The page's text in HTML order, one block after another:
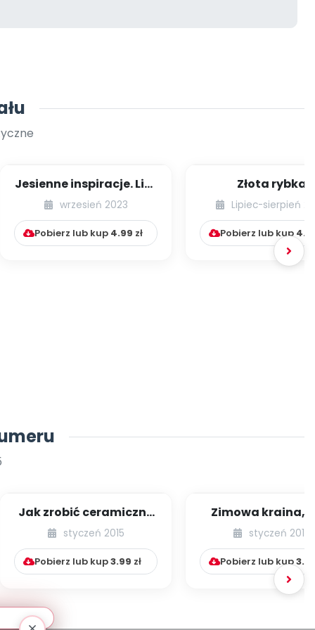
Jesienne inspiracje. Liść
ze sznurka
wrzesień 2023
Pobierz lub kup 4.99 zł
Złota rybka
Lipiec-sierpień
Pobierz lub kup
Jak zrobić ceramiczny
talerz [propozycje
plastyczne]
styczeń 2015
Pobierz lub kup3.99 zł
Zimowa kraina,
[plastyka na co
styczeń 2015
Pobierz lub kup